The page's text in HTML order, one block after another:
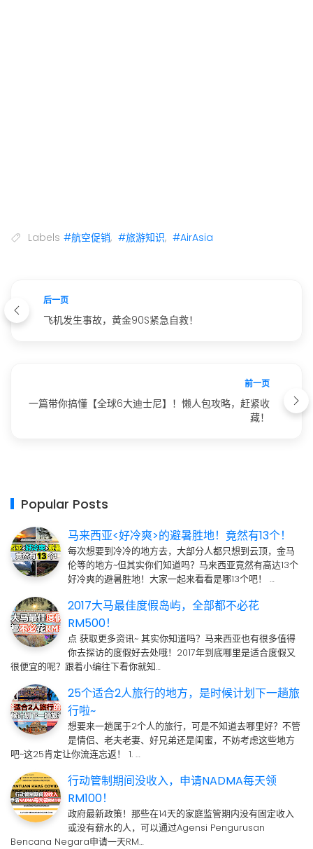
Labels #航空促销, #旅游知识, #AirAsia
后一页
飞机发生事故，黄金90S紧急自救！
前一页
一篇带你搞懂【全球6大迪士尼】！懒人包攻略，赶紧收
藏！
Popular Posts
马来西亚<好冷爽>的避暑胜地！竟然有13个！
每次想要到冷冷的地方去，大部分人都只想到云顶，金马
伦等的地方~但其实你们知道吗？马来西亚竟然有高达13个
好冷爽的避暑胜地！大家一起来看看是哪13个吧！ …
2017大马最佳度假岛屿，全部都不必花
RM500！
点 获取更多资讯~ 其实你知道吗？马来西亚也有很多值得
你去探访的度假好去处哦！2017年到底哪里是适合度假又
很便宜的呢？跟着小编往下看你就知…
25个适合2人旅行的地方，是时候计划下一趟旅
行啦~
想要来一趟属于2个人的旅行，可是不知道去哪里好？不管
是情侣、老夫老妻、好兄弟还是闺蜜，不妨考虑这些地方
吧~这25肯定让你流连忘返！ 1. …
行动管制期间没收入，申请NADMA每天领
RM100！
政府最新政策！那些在14天的家庭监管期内没有固定收入
或没有薪水的人，可以通过Agensi Pengurusan
Bencana Negara申请一天RM…